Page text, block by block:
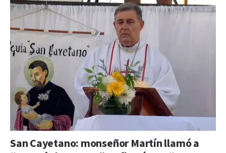
San Cayetano: monseñor Martín llamó a